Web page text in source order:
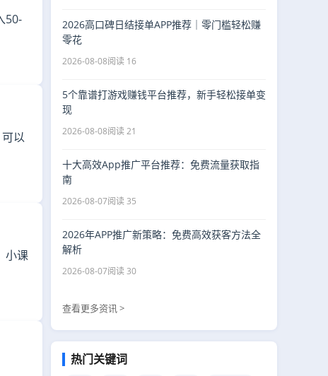
50-
以
小课
2026高口碑日结接单APP推荐｜零门槛轻松赚
零花
2026-08-08阅读 16
5个靠谱打游戏赚钱平台推荐，新手轻松接单变
现
2026-08-08阅读 21
十大高效App推广平台推荐：免费流量获取指
南
2026-08-07阅读 35
2026年APP推广新策略：免费高效获客方法全
解析
2026-08-07阅读 30
查看更多资讯 >
热门关键词